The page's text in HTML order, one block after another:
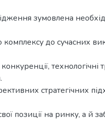
зумовлена
до сучасних
технологічні
стратегічних
позиції на ринку, а й